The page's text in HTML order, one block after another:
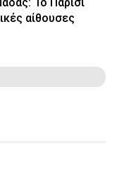
αίθουσες